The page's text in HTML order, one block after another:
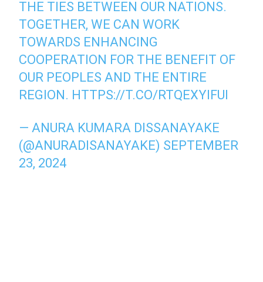
THE TIES BETWEEN OUR NATIONS.
TOGETHER, WE CAN WORK
TOWARDS ENHANCING
COOPERATION FOR THE BENEFIT OF
OUR PEOPLES AND THE ENTIRE
REGION. HTTPS://T.CO/RTQEXYIFUI
— ANURA KUMARA DISSANAYAKE
(@ANURADISANAYAKE) SEPTEMBER
23, 2024